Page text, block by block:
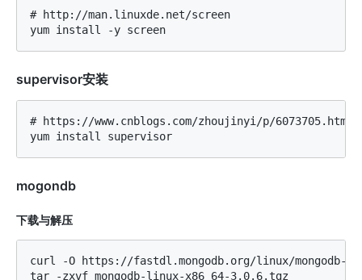
# http://man.linuxde.net/screen
supervisor安装
# https://www.cnblogs.com/zhoujinyi/p/6073705.html
mogondb
下载与解压
curl -O https://fastdl.mongodb.org/linux/mongodb-